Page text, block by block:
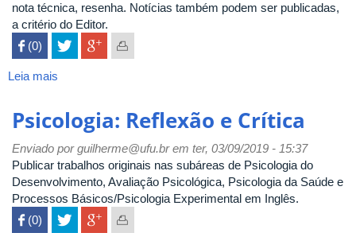
nota técnica, resenha. Notícias também podem ser publicadas,
a critério do Editor.
 (0)
Leia mais
Teoria
e
Pesquisa
Psicologia: Reflexão e Crítica
Enviado porguilherme@ufu.brem ter, 03/09/2019 - 15:37
Publicar trabalhos originais nas subáreas de Psicologia do
Desenvolvimento, Avaliação Psicológica, Psicologia da Saúde e
Processos Básicos/Psicologia Experimental em Inglês.
 (0)